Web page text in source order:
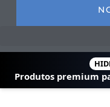
Produtos premium